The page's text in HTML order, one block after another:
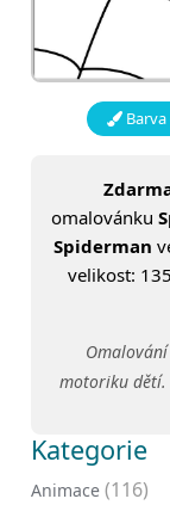
Barva
omalovánku
Spiderman
velikost:
motoriku dětí.
Kategorie
Animace (116)